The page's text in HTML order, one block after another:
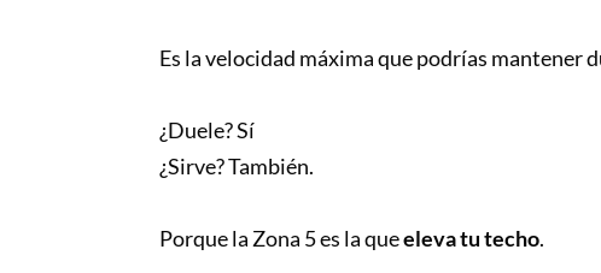
Es la velocidad máxima que podrías mantener
¿Duele? Sí
¿Sirve? También.
Porque la Zona 5 es la queeleva tu techo.